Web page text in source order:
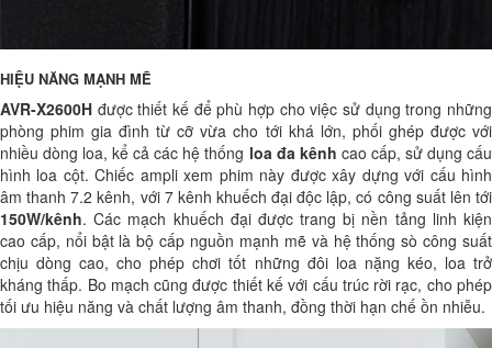
HIỆU NĂNG MẠNH MẼ
AVR-X2600H được thiết kế để phù hợp cho việc sử dụng trong những
phòng phim gia đình từ cỡ vừa cho tới khá lớn, phối ghép được với
nhiều dòng loa, kể cả các hệ thống loa đa kênh cao cấp, sử dụng cấu
hình loa cột. Chiếc ampli xem phim này được xây dựng với cấu hình
âm thanh 7.2 kênh, với 7 kênh khuếch đại độc lập, có công suất lên tới
150W/kênh. Các mạch khuếch đại được trang bị nền tảng linh kiện
cao cấp, nổi bật là bộ cấp nguồn mạnh mẽ và hệ thống sò công suất
chịu dòng cao, cho phép chơi tốt những đôi loa nặng kéo, loa trở
kháng thấp. Bo mạch cũng được thiết kế với cấu trúc rời rạc, cho phép
tối ưu hiệu năng và chất lượng âm thanh, đồng thời hạn chế ồn nhiễu.